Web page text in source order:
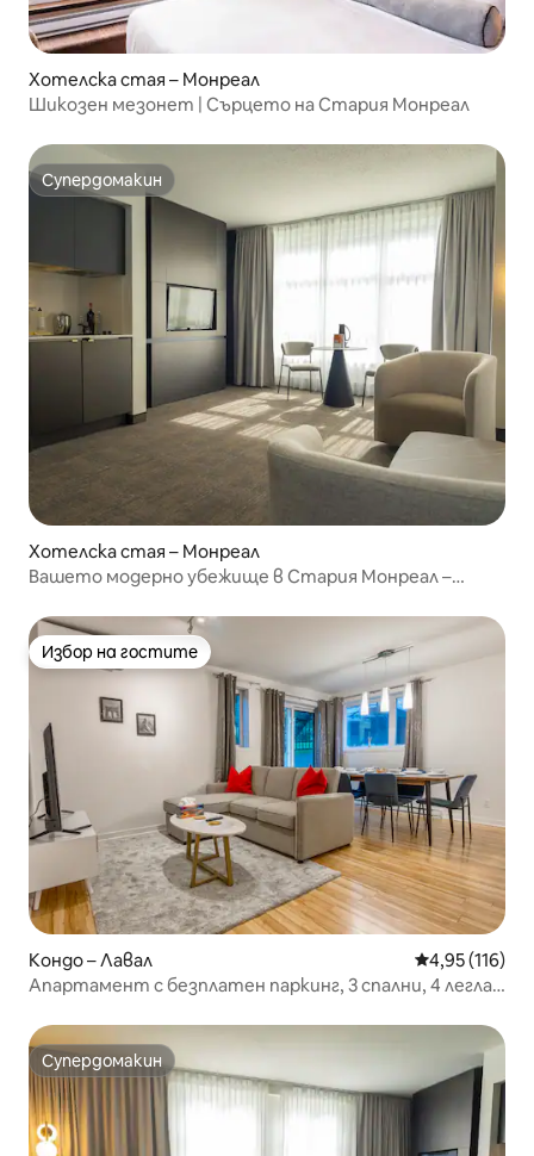
Хотелска стая – Монреал
Шикозен мезонет | Сърцето на Стария Монреал
Супердомакин
Супердомакин
Хотелска стая – Монреал
Вашето модерно убежище в Стария Монреал –
Избор на гостите
Избор на гостите
Кондо – Лавал Средна
4,95 (116)
Апартамент с безплатен паркинг, 3 спални, 4 легла,
Супердомакин
Супердомакин